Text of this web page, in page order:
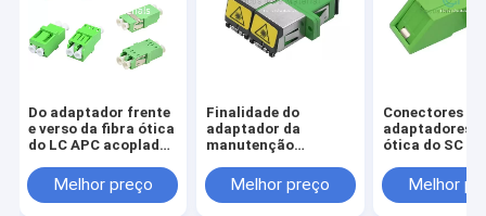
Do adaptador frente
e verso da fibra ótica
do LC APC acoplador
Melhor preço
Finalidade do
adaptador da
manutenção
SC APC do acoplador
da fibra do único
Melhor preço
Conectores
adaptadores
ótica do SC
Melhor